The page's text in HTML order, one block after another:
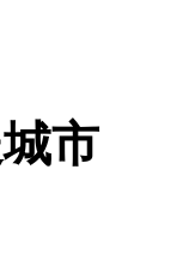
市